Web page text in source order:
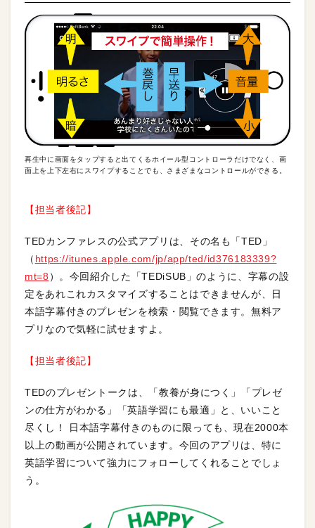
再生中に画面をタップすると出てくるホイール型コントローラだけでなく、画
面上を上下左右にスワイプすることでも、さまざまなコントロールができる。
【担当者後記】
TEDカンファレスの公式アプリは、その名も「TED」
（ https://itunes.apple.com/jp/app/ted/id376183339?
mt=8 ）。今回紹介した「TEDiSUB」のように、字幕の設
定をあれこれカスタマイズすることはできませんが、日
本語字幕付きのプレゼンを検索・閲覧できます。無料ア
プリなので気軽に試せますよ。
【担当者後記】
TEDのプレゼントークは、「教養が身につく」「プレゼ
ンの仕方がわかる」「英語学習にも最適」と、いいこと
尽くし！ 日本語字幕付きのものに限っても、現在2000本
以上の動画が公開されています。今回のアプリは、特に
英語学習について強力にフォローしてくれることでしょ
う。